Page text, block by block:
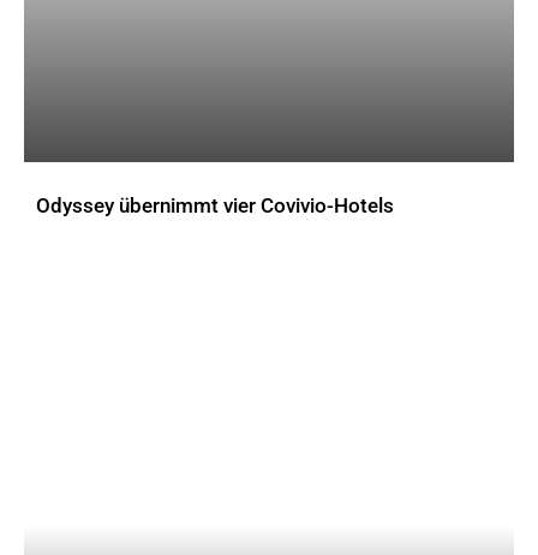
Odyssey übernimmt vier Covivio-Hotels